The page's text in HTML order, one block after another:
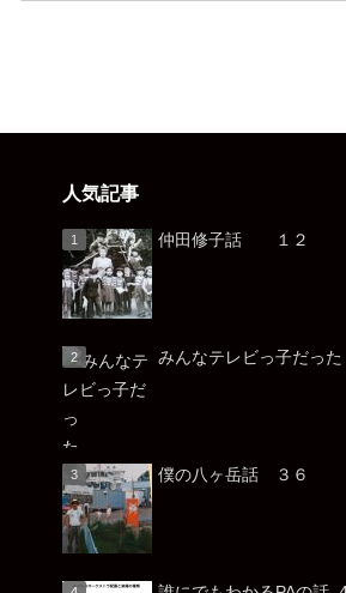
人気記事
仲田修子話 １２
みんなテレビっ
僕の八ヶ岳話 ３６